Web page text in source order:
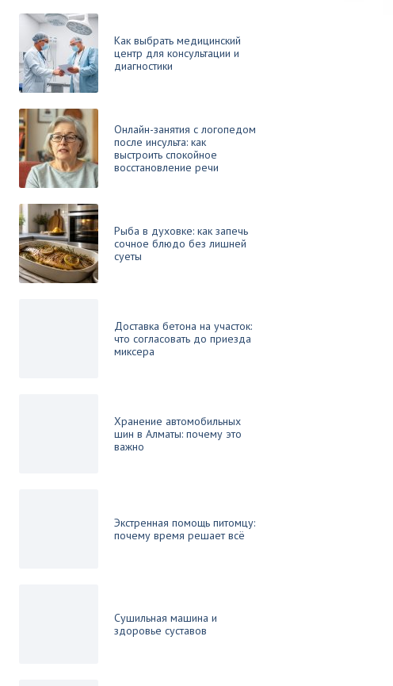
Как выбрать медицинский
центр для консультации и
диагностики
Онлайн-занятия с логопедом
после инсульта: как
выстроить спокойное
восстановление речи
Рыба в духовке: как запечь
сочное блюдо без лишней
суеты
Доставка бетона на участок:
что согласовать до приезда
миксера
Хранение автомобильных
шин в Алматы: почему это
важно
Экстренная помощь питомцу:
почему время решает всё
Сушильная машина и
здоровье суставов